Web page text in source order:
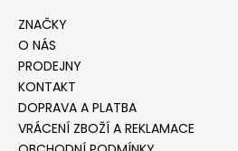
ZNAČKY
O NÁS
PRODEJNY
KONTAKT
DOPRAVA A PLATBA
VRÁCENÍ ZBOŽÍ A REKLAMACE